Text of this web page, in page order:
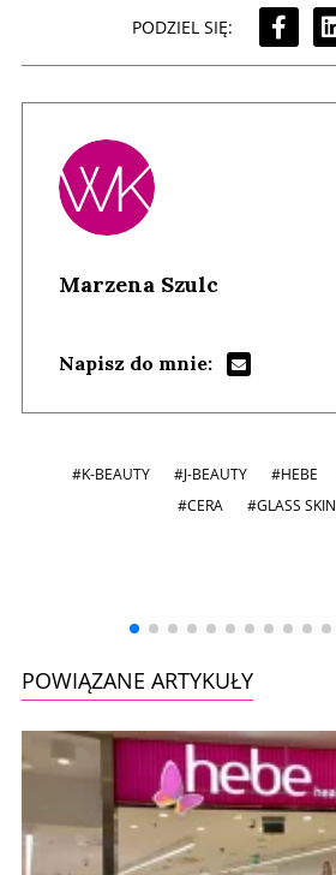
PODZIEL SIĘ:
Marzena Szulc
Napisz do mnie:
#K-BEAUTY #J-BEAUTY #HEBE
#CERA
#GLASS SKIN
POWIĄZANE ARTYKUŁY